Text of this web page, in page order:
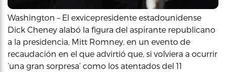
Washington – El exvicepresidente estadounidense
Dick Cheney alabó la figura del aspirante republicano
a la presidencia, Mitt Romney, en un evento de
recaudación en el que advirtió que, si volviera a ocurrir
‘una gran sorpresa’ como los atentados del 11